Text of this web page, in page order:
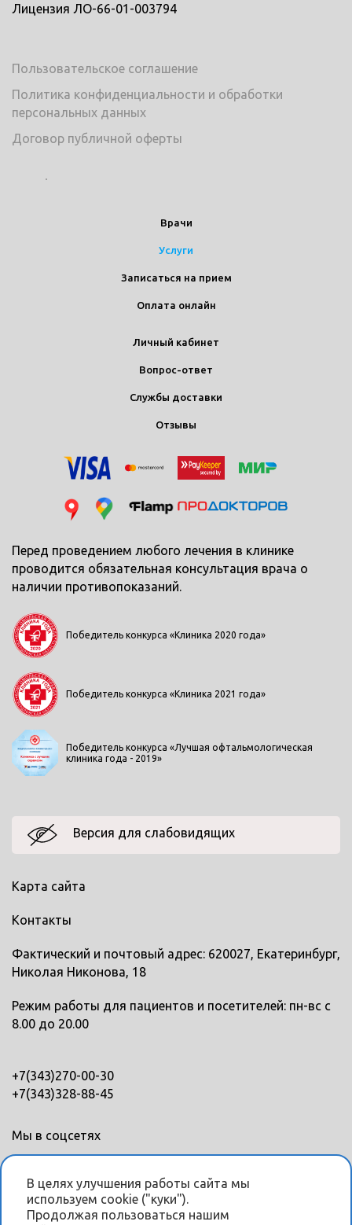
В целях улучшения работы сайта мы
используем cookie ("куки").
Продолжая пользоваться нашим
Лицензия ЛО-66-01-003794
Пользовательское соглашение
Политика конфиденциальности и обработки
персональных данных
Договор публичной оферты
Врачи
Услуги
Записаться на прием
Оплата онлайн
Личный кабинет
Вопрос-ответ
Службы доставки
Отзывы
Перед проведением любого лечения в клинике
проводится обязательная консультация врача о
наличии противопоказаний.
Победитель конкурса «Клиника 2020 года»
Победитель конкурса «Клиника 2021 года»
Победитель конкурса «Лучшая офтальмологическая
клиника года - 2019»
Версия для слабовидящих
Карта сайта
Контакты
Фактический и почтовый адрес: 620027, Екатеринбург,
Николая Никонова, 18
Режим работы для пациентов и посетителей: пн-вс с
8.00 до 20.00
+7(343)270-00-30
+7(343)328-88-45
Мы в соцсетях